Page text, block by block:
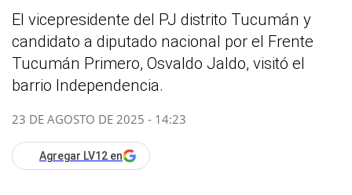
El vicepresidente del PJ distrito Tucumán y
candidato a diputado nacional por el Frente
Tucumán Primero, Osvaldo Jaldo, visitó el
barrio Independencia.
23 DE AGOSTO DE 2025 - 14:23
Agregar LV12 en